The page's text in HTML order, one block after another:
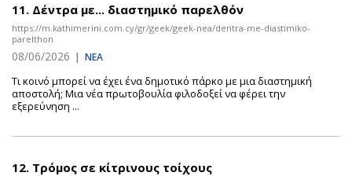
11. Δέντρα με... διαστημικό παρελθόν
https://m.kathimerini.com.cy/gr/geek/geek-nea/dentra-me-diastimiko-
parelthon
08/06/2026 | ΝΕΑ
Τι κοινό μπορεί να έχει ένα δημοτικό πάρκο με μια διαστημική
αποστολή; Μια νέα πρωτοβουλία φιλοδοξεί να φέρει την
εξερεύνηση ...
12. Τρόμος σε κίτρινους τοίχους